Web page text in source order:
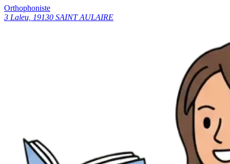
Orthophoniste
3 Laleu, 19130 SAINT AULAIRE